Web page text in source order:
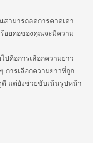
ามารถลดการคาดเดา
อยคอของคุณจะมีความ
คือการเลือกความยาว
การเลือกความยาวที่ถูก
แต่ยังช่วยขับเน้นรูปหน้า